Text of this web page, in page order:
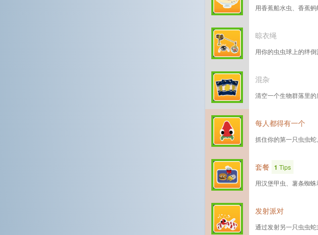
用香蕉船水虫、香蕉蚂
晾衣绳
用你的虫虫球上的绊倒
混杂
清空一个生物群落里的
每人都得有一个
抓住你的第一只虫虫蛇。
套餐 1 Tips
用汉堡甲虫、薯条蜘蛛
发射派对
通过发射另一只虫虫蛇